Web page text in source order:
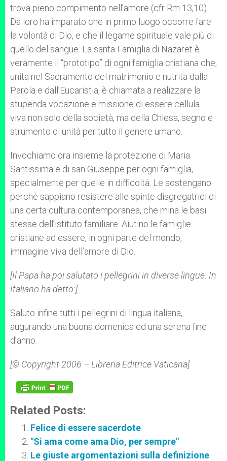
trova pieno compimento nell’amore (cfr Rm 13,10).
Da loro ha imparato che in primo luogo occorre fare
la volontà di Dio, e che il legame spirituale vale più di
quello del sangue. La santa Famiglia di Nazaret è
veramente il “prototipo” di ogni famiglia cristiana che,
unita nel Sacramento del matrimonio e nutrita dalla
Parola e dall’Eucaristia, è chiamata a realizzare la
stupenda vocazione e missione di essere cellula
viva non solo della società, ma della Chiesa, segno e
strumento di unità per tutto il genere umano.
Invochiamo ora insieme la protezione di Maria
Santissima e di san Giuseppe per ogni famiglia,
specialmente per quelle in difficoltà. Le sostengano
perchè sappiano resistere alle spinte disgregatrici di
una certa cultura contemporanea, che mina le basi
stesse dell’istituto familiare. Aiutino le famiglie
cristiane ad essere, in ogni parte del mondo,
immagine viva dell’amore di Dio.
[Il Papa ha poi salutato i pellegrini in diverse lingue. In
Italiano ha detto:]
Saluto infine tutti i pellegrini di lingua italiana,
augurando una buona domenica ed una serena fine
d’anno.
[© Copyright 2006 – Libreria Editrice Vaticana]
Related Posts:
Felice di essere sacerdote
"Si ama come ama Dio, per sempre"
Le giuste argomentazioni sulla definizione